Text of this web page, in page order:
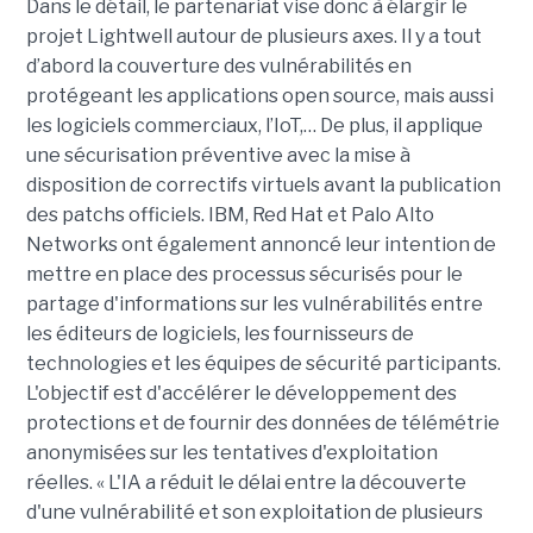
Dans le détail, le partenariat vise donc à élargir le
projet Lightwell autour de plusieurs axes. Il y a tout
d’abord la couverture des vulnérabilités en
protégeant les applications open source, mais aussi
les logiciels commerciaux, l’IoT,… De plus, il applique
une sécurisation préventive avec la mise à
disposition de correctifs virtuels avant la publication
des patchs officiels. IBM, Red Hat et Palo Alto
Networks ont également annoncé leur intention de
mettre en place des processus sécurisés pour le
partage d'informations sur les vulnérabilités entre
les éditeurs de logiciels, les fournisseurs de
technologies et les équipes de sécurité participants.
L'objectif est d'accélérer le développement des
protections et de fournir des données de télémétrie
anonymisées sur les tentatives d'exploitation
réelles. « L'IA a réduit le délai entre la découverte
d'une vulnérabilité et son exploitation de plusieurs